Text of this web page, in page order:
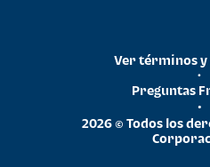
2026 © Todos los
•
Preguntas
•
Ver términos y